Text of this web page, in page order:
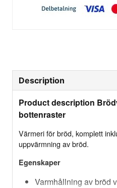
Description
Product description
bottenraster
Värmeri för bröd, komplett
uppvärmning av bröd.
Egenskaper
Varmhållning av bröd